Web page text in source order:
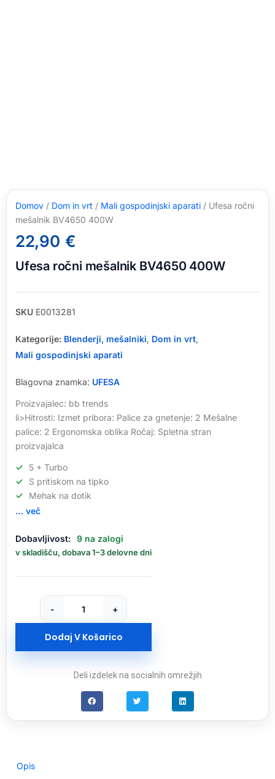
Domov / Dom in vrt / Mali gospodinjski aparati / Ufesa ročni
mešalnik BV4650 400W
22,90 €
Ufesa ročni mešalnik BV4650 400W
SKU E0013281
Kategorije: Blenderji, mešalniki, Dom in vrt,
Mali gospodinjski aparati
Blagovna znamka: UFESA
Proizvajalec: bb trends
li>Hitrosti: Izmet pribora: Palice za gnetenje: 2 Mešalne
palice: 2 Ergonomska oblika Ročaj: Spletna stran
proizvajalca
5 + Turbo
S pritiskom na tipko
Mehak na dotik
… več
Dobavljivost: 9 na zalogi
v skladišču, dobava 1–3 delovne dni
-
BV4650
+
Dodaj V Košarico
Deli izdelek na socialnih omrežjih
Opis